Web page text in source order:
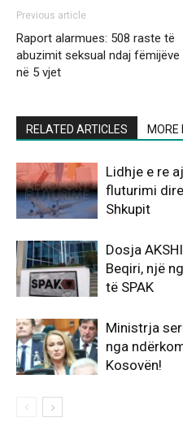
Previous article
Raport alarmues: 508 raste të
abuzimit seksual ndaj fëmijëve
në 5 vjet
RELATED ARTICLES MORE
Lidhje e re
fluturimi
Shkupit
Dosja
Beqiri, një
të SPAK
Ministrja
nga
Kosovën!